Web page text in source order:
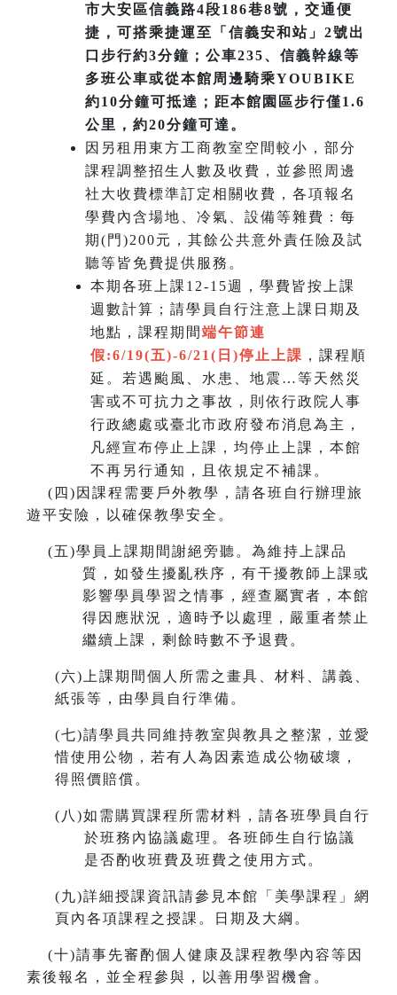
市大安區信義路4段186巷8號，交通便
捷，可搭乘捷運至「信義安和站」2號出
口步行約3分鐘；公車235、信義幹線等
多班公車或從本館周邊騎乘YOUBIKE
約10分鐘可抵達；距本館園區步行僅1.6
公里，約20分鐘可達。
因另租用東方工商教室空間較小，部分
課程調整招生人數及收費，並參照周邊
社大收費標準訂定相關收費，各項報名
學費內含場地、冷氣、設備等雜費：每
期(門)200元，其餘公共意外責任險及試
聽等皆免費提供服務。
本期各班上課12-15週，學費皆按上課
週數計算；請學員自行注意上課日期及
地點，課程期間 端午節連
假:6/19(五)-6/21(日)停止上課 ，課程順
延。若遇颱風、水患、地震…等天然災
害或不可抗力之事故，則依行政院人事
行政總處或臺北市政府發布消息為主，
凡經宣布停止上課，均停止上課，本館
不再另行通知，且依規定不補課。
( 四)因課程需要戶外教學，請各班自行辦理旅
遊平安險，以確保教學安全。
(五)學員上課期間謝絕旁聽。為維持上課品
質，如發生擾亂秩序，有干擾教師上課或
影響學員學習之情事，經查屬實者，本館
得因應狀況，適時予以處理，嚴重者禁止
繼續上課，剩餘時數不予退費。
(六)上課期間個人所需之畫具、材料、講義、
紙張等，由學員自行準備。
(七)請學員共同維持教室與教具之整潔，並愛
惜使用公物，若有人為因素造成公物破壞，
得照價賠償。
( 八)如需購買課程所需材料，請各班學員自行
於班務內協議處理。各班師生自行協議
是否酌收班費及班費之使用方式。
(九)詳細授課資訊請參見本館「美學課程」網
頁內各項課程之授課。
日期及大綱。
(十)請事先審酌個人健康及課程教學內容等因
素後報名，並全程參與，以善用學習機會。